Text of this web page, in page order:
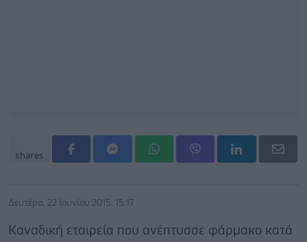
shares
Δευτέρα, 22 Ιουνίου 2015, 15:17
Καναδική εταιρεία που ανέπτυσσε φάρμακο κατά